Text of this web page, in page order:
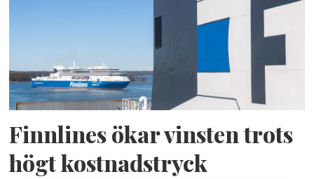
Finnlines ökar vinsten trots
högt kostnadstryck